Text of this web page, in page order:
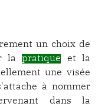
un choix de
lapratique et la
une visée
à nommer
dans la